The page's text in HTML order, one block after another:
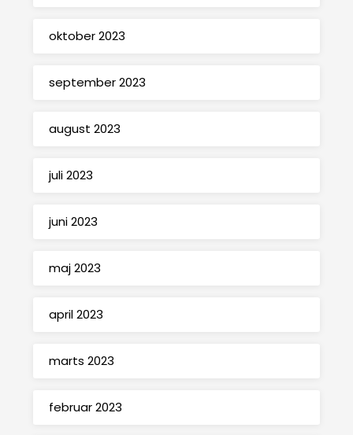
oktober 2023
september 2023
august 2023
juli 2023
juni 2023
maj 2023
april 2023
marts 2023
februar 2023